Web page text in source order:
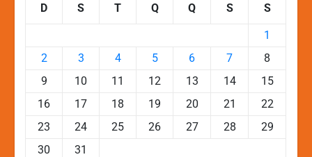
D S T Q Q S S
1
2
3 4 5 6 7
8
9
10 11 12 13 14
15
16
17 18 19 20 21
22
23
24 25 26 27 28
29
30
31